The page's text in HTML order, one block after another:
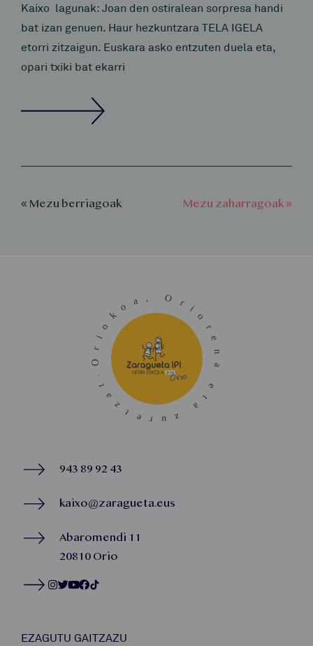
Kaixo lagunak: Joan den ostiralean sorpresa handi
bat izan genuen. Haur hezkuntzara TELA IGELA
etorri zitzaigun. Euskara asko entzuten duela eta,
opari txiki bat ekarri
« Mezu berriagoak Mezu zaharragoak »
943 89 92 43
kaixo@zaragueta.eus
Abaromendi 11
20810 Orio
EZAGUTU GAITZAZU